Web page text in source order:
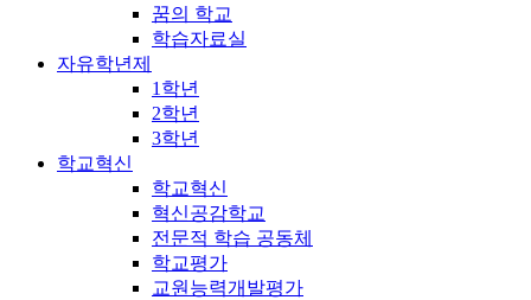
꿈의 학교
학습자료실
자유학년제
1학년
2학년
3학년
학교혁신
학교혁신
혁신공감학교
전문적 학습 공동체
학교평가
교원능력개발평가